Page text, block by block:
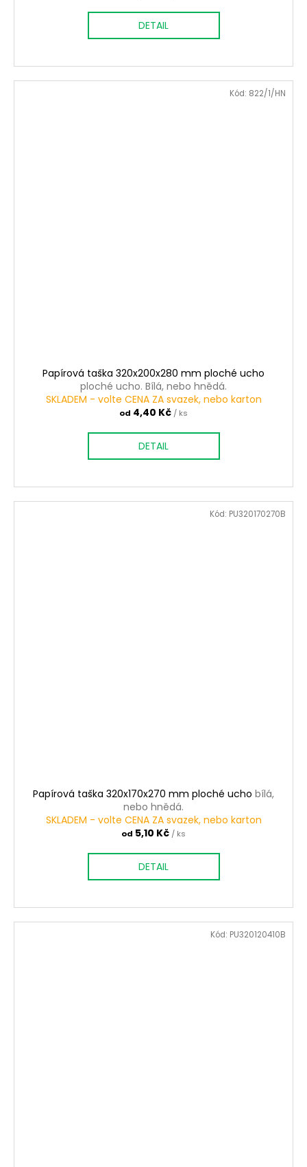
DETAIL
Papírová taška 320x200x280 mm ploché ucho
ploché ucho. Bílá, nebo hnědá.
SKLADEM - volte CENA ZA svazek, nebo karton
od 4,40 Kč / ks
DETAIL
Kód: 822/1/HN
Papírová taška 320x170x270 mm ploché ucho bílá,
nebo hnědá.
SKLADEM - volte CENA ZA svazek, nebo karton
od 5,10 Kč / ks
DETAIL
Kód: PU320170270B
Kód: PU320120410B